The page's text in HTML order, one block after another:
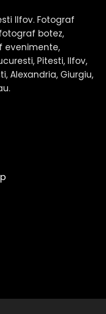
Ilfov. Fotograf
botez,
evenimente,
Pitesti, Ilfov,
Alexandria, Giurgiu,